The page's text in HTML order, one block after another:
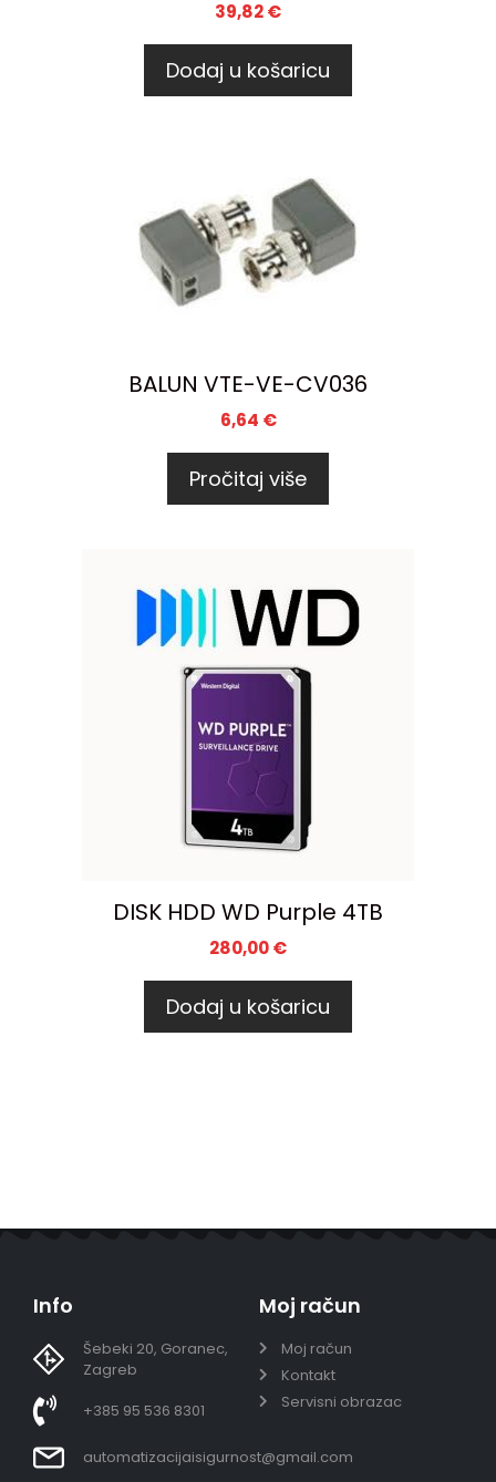
39,82€
Dodaj u košaricu
BALUN VTE-VE-CV036
6,64 €
Pročitaj više
DISK HDD WD Purple 4TB
280,00€
Dodaj u košaricu
Info
Šebeki 20, Goranec,
Zagreb
+385 95 536 8301
automatizacijaisigurnost@gmail.com
Moj račun
Moj račun
Kontakt
Servisni obrazac